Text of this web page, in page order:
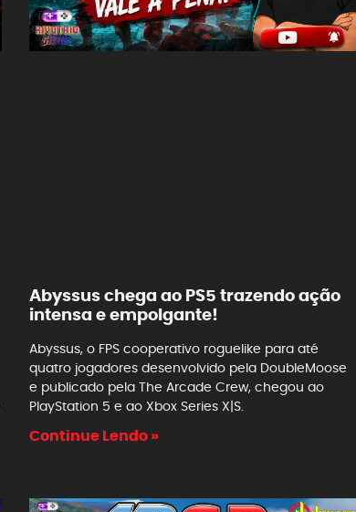
Abyssus chega ao PS5 trazendo ação
intensa e empolgante!
Abyssus, o FPS cooperativo roguelike para até
quatro jogadores desenvolvido pela DoubleMoose
e publicado pela The Arcade Crew, chegou ao
PlayStation 5 e ao Xbox Series X|S.
Continue Lendo »